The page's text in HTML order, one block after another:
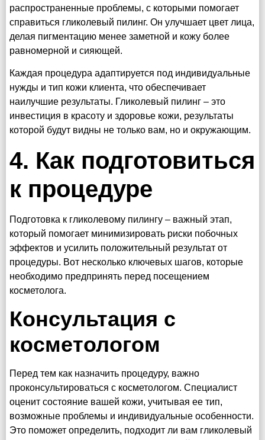
распространенные проблемы, с которыми помогает
справиться гликолевый пилинг. Он улучшает цвет лица,
делая пигментацию менее заметной и кожу более
равномерной и сияющей.
Каждая процедура адаптируется под индивидуальные
нужды и тип кожи клиента, что обеспечивает
наилучшие результаты. Гликолевый пилинг – это
инвестиция в красоту и здоровье кожи, результаты
которой будут видны не только вам, но и окружающим.
4. Как подготовиться
к процедуре
Подготовка к гликолевому пилингу – важный этап,
который помогает минимизировать риски побочных
эффектов и усилить положительный результат от
процедуры. Вот несколько ключевых шагов, которые
необходимо предпринять перед посещением
косметолога.
Консультация с
косметологом
Перед тем как назначить процедуру, важно
проконсультироваться с косметологом. Специалист
оценит состояние вашей кожи, учитывая ее тип,
возможные проблемы и индивидуальные особенности.
Это поможет определить, подходит ли вам гликолевый